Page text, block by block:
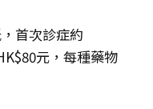
首次診症約
元，每種藥物